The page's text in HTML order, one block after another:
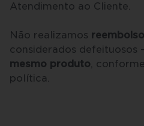
Atendimento ao Cliente.
Não realizamos reembolso
considerados defeituosos
mesmo produto,
política.